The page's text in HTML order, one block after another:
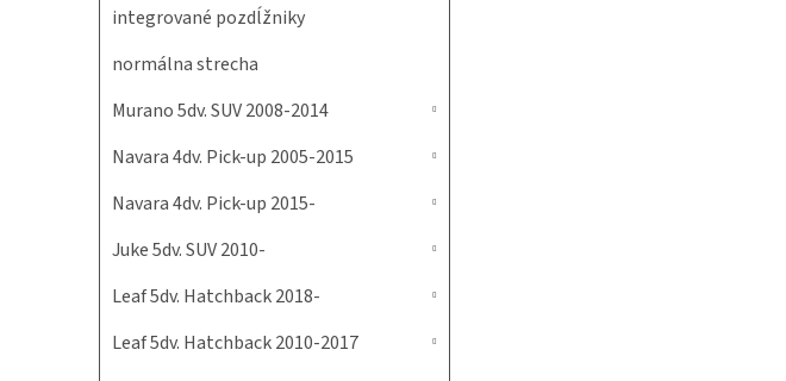
integrované pozdĺžniky
normálna strecha
Murano 5dv. SUV 2008-2014
Navara 4dv. Pick-up 2005-2015
Navara 4dv. Pick-up 2015-
Juke 5dv. SUV 2010-
Leaf 5dv. Hatchback 2018-
Leaf 5dv. Hatchback 2010-2017